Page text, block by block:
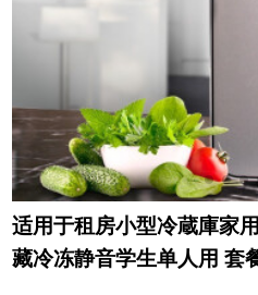
适用于租房小型冷蔵庫家
藏冷冻静音学生单人用 套